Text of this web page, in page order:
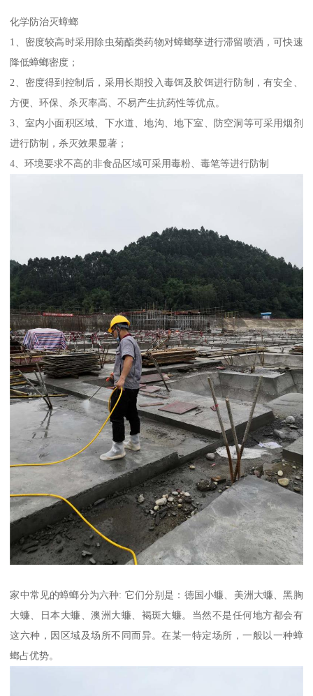
化学防治灭蟑螂
1、密度较高时采用除虫菊酯类药物对蟑螂孳进行滞留喷洒，可快速
降低蟑螂密度；
2、密度得到控制后，采用长期投入毒饵及胶饵进行防制，有安全、
方便、环保、杀灭率高、不易产生抗药性等优点。
3、室内小面积区域、下水道、地沟、地下室、防空洞等可采用烟剂
进行防制，杀灭效果显著；
4、环境要求不高的非食品区域可采用毒粉、毒笔等进行防制
家中常见的蟑螂分为六种: 它们分别是：德国小蠊、美洲大蠊、黑胸
大蠊、日本大蠊、澳洲大蠊、褐斑大蠊。当然不是任何地方都会有
这六种，因区域及场所不同而异。在某一特定场所，一般以一种蟑
螂占优势。